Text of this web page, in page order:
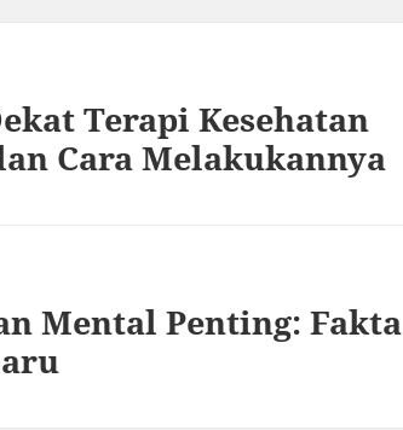
Terapi Kesehatan
Cara Melakukannya
Mental Penting: Fakta